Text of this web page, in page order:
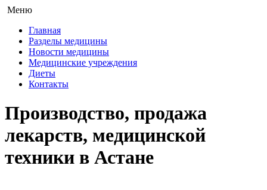
Меню
Главная
Разделы медицины
Новости медицины
Медицинские учреждения
Диеты
Контакты
Производство, продажа
лекарств, медицинской
техники в Астане